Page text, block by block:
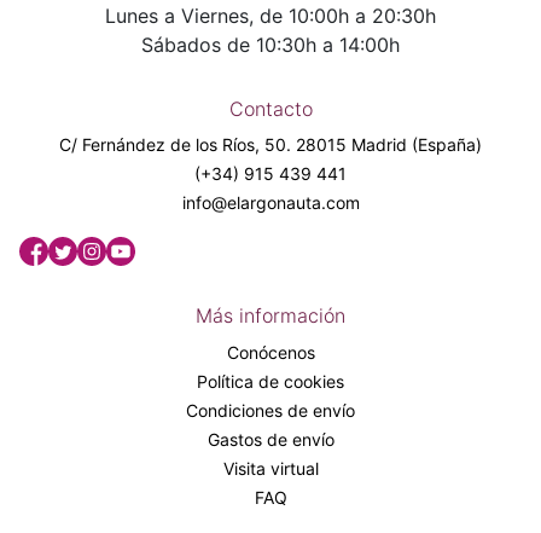
Lunes a Viernes, de 10:00h a 20:30h
Sábados de 10:30h a 14:00h
Contacto
C/ Fernández de los Ríos, 50. 28015 Madrid (España)
(+34) 915 439 441
info@elargonauta.com
Más información
Conócenos
Política de cookies
Condiciones de envío
Gastos de envío
Visita virtual
FAQ